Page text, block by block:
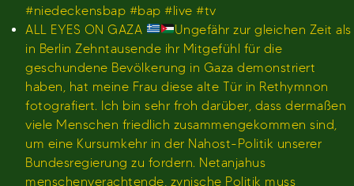
#niedeckensbap #bap #live #tv
ALL EYES ON GAZA
Ungefähr zur gleichen Zeit als
in Berlin Zehntausende ihr Mitgefühl für die
geschundene Bevölkerung in Gaza demonstriert
haben, hat meine Frau diese alte Tür in Rethymnon
fotografiert. Ich bin sehr froh darüber, dass dermaßen
viele Menschen friedlich zusammengekommen sind,
um eine Kursumkehr in der Nahost-Politik unserer
Bundesregierung zu fordern. Netanjahus
menschenverachtende, zynische Politik muss